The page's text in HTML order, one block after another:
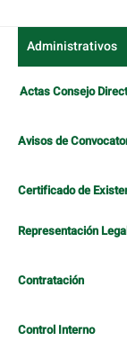
Administrativos
Actas Consejo
Avisos de
Certificado de
Representación
Contratación
Control Interno